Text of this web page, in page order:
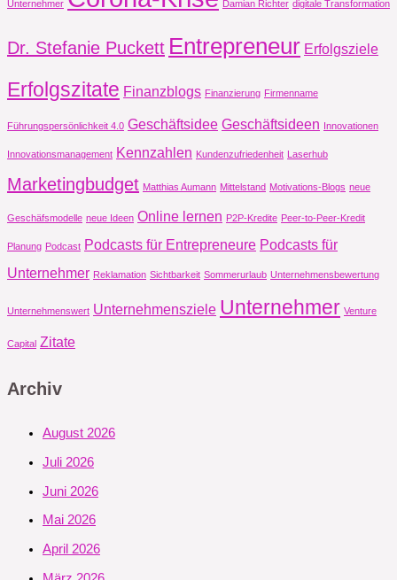
Unternehmer Damian Richter digitale Transformation
Dr. Stefanie Puckett Entrepreneur Erfolgsziele
Erfolgszitate Finanzblogs Finanzierung Firmenname
Führungspersönlichkeit 4.0 Geschäftsidee Geschäftsideen Innovationen
Innovationsmanagement Kennzahlen Kundenzufriedenheit Laserhub
Marketingbudget Matthias Aumann Mittelstand Motivations-Blogs neue
Geschäfsmodelle neue Ideen Online lernen P2P-Kredite Peer-to-Peer-Kredit
Planung Podcast Podcasts für Entrepreneure Podcasts für
Unternehmer Reklamation Sichtbarkeit Sommerurlaub Unternehmensbewertung
Unternehmenswert Unternehmensziele Unternehmer Venture
Capital Zitate
Archiv
August 2026
Juli 2026
Juni 2026
Mai 2026
April 2026